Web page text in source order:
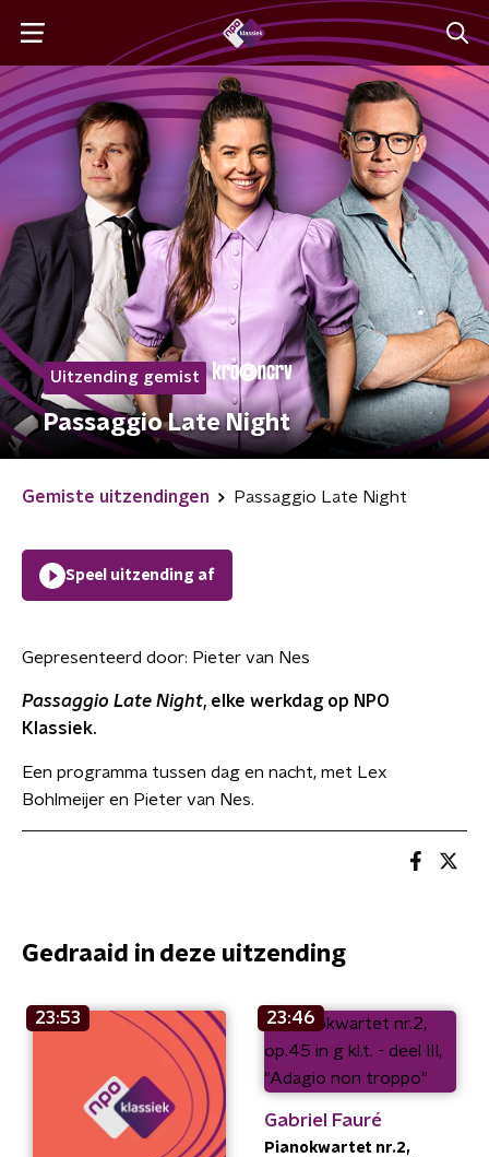
Uitzending gemist
Passaggio Late Night
Gemiste uitzendingen Passaggio Late Night
Speel uitzending af
Gepresenteerd door: Pieter van Nes
Passaggio Late Night, elke werkdag op NPO
Klassiek.
Een programma tussen dag en nacht, met Lex
Bohlmeijer en Pieter van Nes.
Gedraaid in deze uitzending
23:53 23:46
Gabriel Fauré
Pianokwartet nr.2,